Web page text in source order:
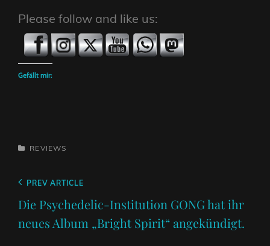
Please follow and like us:
Gefällt mir:
CATEGORIES
REVIEWS
Beitragsnavigation
Previous
Post
PREV ARTICLE
Die Psychedelic-Institution GONG hat ihr
neues Album „Bright Spirit“ angekündigt.